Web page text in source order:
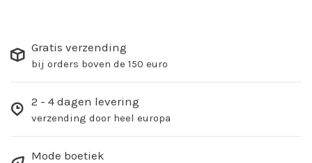
Gratis verzending
bij orders boven de 150 euro
2 - 4 dagen levering
verzending door heel europa
Mode boetiek